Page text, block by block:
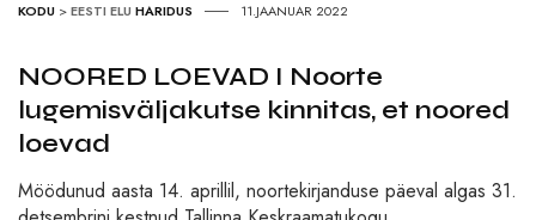
KODU >EESTI ELU HARIDUS 11.JAANUAR 2022
NOORED LOEVAD I Noorte
lugemisväljakutse kinnitas, et noored
loevad
Möödunud aasta 14. aprillil, noortekirjanduse päeval algas 31.